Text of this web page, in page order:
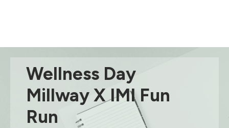
Wellness Day
Millway X IMI Fun
Run